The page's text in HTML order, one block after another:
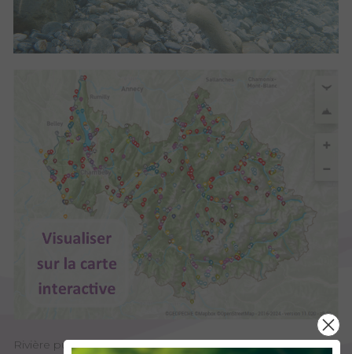
Rivière puissante et tumultueuse, l'Arly vous émerveillera